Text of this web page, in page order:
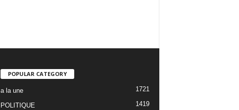
POPULAR CATEGORY
a la une 1721
POLITIQUE 1419